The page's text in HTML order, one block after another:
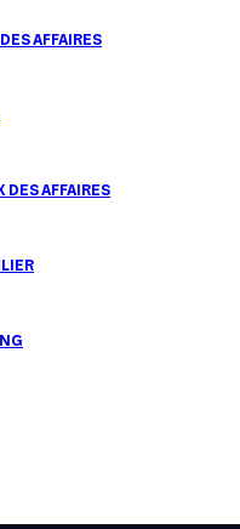
jour
cette recherche